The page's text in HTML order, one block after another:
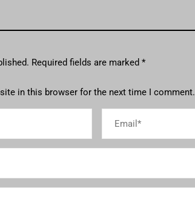
Required fields are marked *
in this browser for the next time I comment.